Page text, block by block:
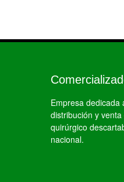
Empresa dedicada
distribución y
quirúrgico
nacional.